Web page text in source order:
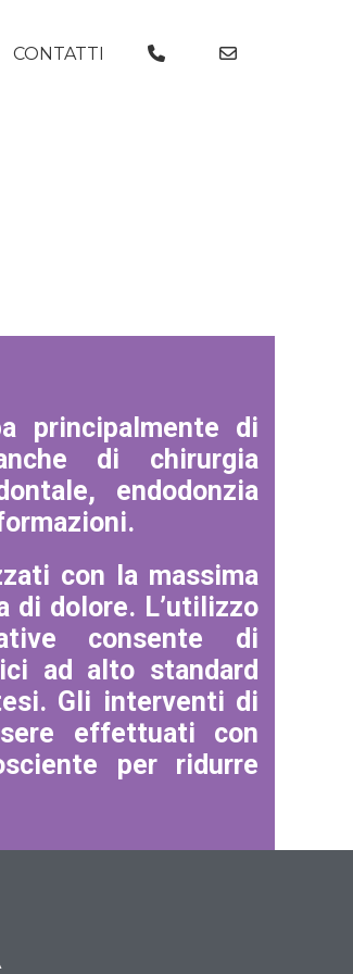
CONTATTI
principalmente di
di chirurgia
endodonzia
con la massima
di dolore. L’utilizzo
consente di
ad alto standard
Gli interventi di
effettuati con
per ridurre